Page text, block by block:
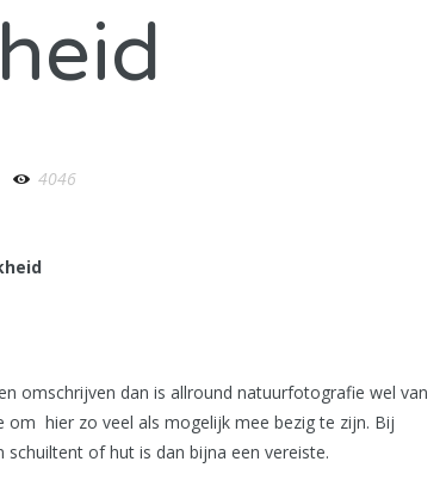
4046
omschrijven dan is allround natuurfotografie wel van
hier zo veel als mogelijk mee bezig te zijn. Bij
of hut is dan bijna een vereiste.